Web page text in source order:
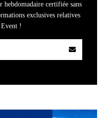
hebdomadaire certifiée sans
exclusives relatives
Event !